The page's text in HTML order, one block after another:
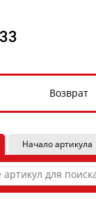
Возврат
Начало артикула